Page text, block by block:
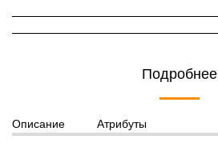
Подробнее
Описание Атрибуты